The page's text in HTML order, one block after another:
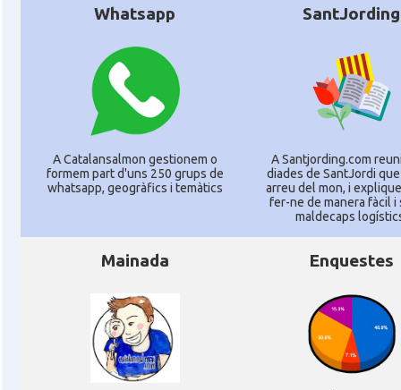
CAMON Catalans a RENNES
CAMON
CAMON Catalans a STRASBOURG
CAMON Catalans a Toulouse
Catalans a TROYES
Ateneu Català de l'Eurodistrict
Casal
Casal Català de Grenoble (Maison de
Catalogne)
Whatsapp
A Catalansalmon gestionem o
formem part d'uns 250 grups de
whatsapp, geogràfics i temàtics
SantJording
A Santjording.com
diades de SantJordi
arreu del mon, i
fer-ne de manera fàcil i
maldecaps
Mainada Enquestes